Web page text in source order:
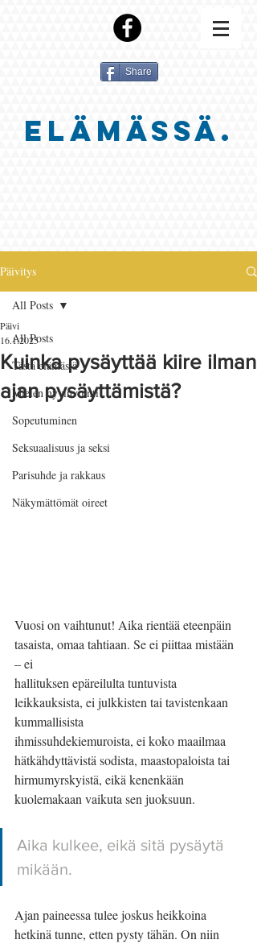
Share
ELÄMÄSSÄ.
Päivitys
All Posts
Tästä elämästä
Mielen hyvinvointi
Sopeutuminen
Seksuaalisuus ja seksi
Parisuhde ja rakkaus
Näkymättömät oireet
All Posts
Kuinka pysäyttää kiire ilman
ajan pysäyttämistä?
Päivi
16.1.2025
Vuosi on vaihtunut! Aika rientää eteenpäin
tasaista, omaa tahtiaan. Se ei piittaa mistään
– ei
hallituksen epäreilulta tuntuvista
leikkauksista, ei julkkisten tai tavistenkaan
kummallisista
ihmissuhdekiemuroista, ei koko maailmaa
hätkähdyttävistä sodista, maastopaloista tai
hirmumyrskyistä, eikä kenenkään
kuolemakaan vaikuta sen juoksuun.
Aika kulkee, eikä sitä pysäytä
mikään.
Ajan paineessa tulee joskus heikkoina
hetkinä tunne, etten pysty tähän. On niin